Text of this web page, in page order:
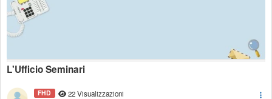
L'Ufficio Seminari
FHD 22 Visualizzazioni